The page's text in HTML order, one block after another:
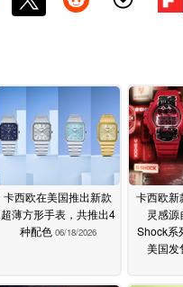
卡西欧在美国推出新款
超薄方形手表，共推出4
种配色 06/18/2026
卡西欧新
灵感源
Shock系
美国发